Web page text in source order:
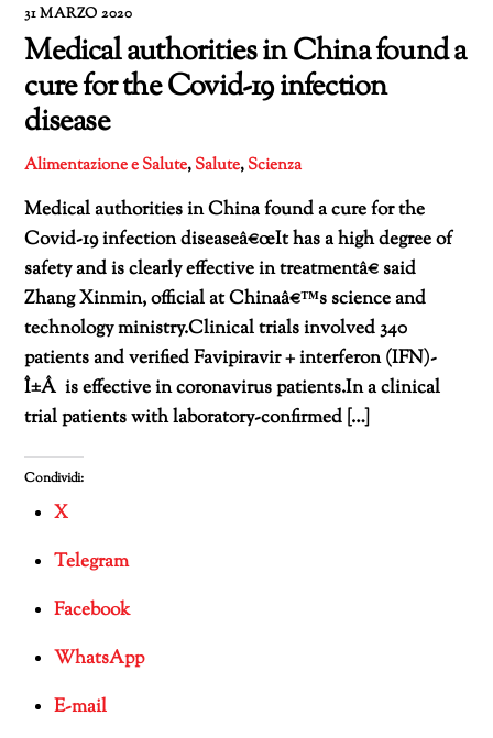
31 MARZO 2020
Medical authorities in China found a
cure for the Covid-19 infection
disease
Alimentazione e Salute,Salute,Scienza
Medical authorities in China found a cure for the
Covid-19 infection diseaseâ€œIt has a high degree of
safety and is clearly effective in treatmentâ€ said
Zhang Xinmin, official at Chinaâ€™s science and
technology ministry.Clinical trials involved 340
patients and verified Favipiravir + interferon (IFN)-
Î±Â is effective in coronavirus patients.In a clinical
trial patients with laboratory-confirmed […]
Condividi:
X
Telegram
Facebook
WhatsApp
E-mail